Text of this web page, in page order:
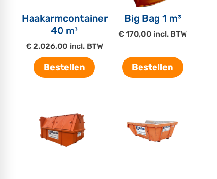
Haakarmcontainer
40 m³
€ 2.026,00 incl. BTW
Bestellen
Big Bag 1 m³
€ 170,00 incl. BTW
Bestellen